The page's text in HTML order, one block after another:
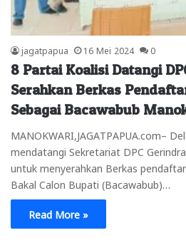
jagatpapua 16 Mei 2024 0
8 Partai Koalisi Datangi
Serahkan Berkas
Sebagai Bacawabub
MANOKWARI,JAGATPAPUA.com–
mendatangi Sekretariat DPC
untuk menyerahkan Berkas
Bakal Calon Bupati (Bacawabub)…
Read More »